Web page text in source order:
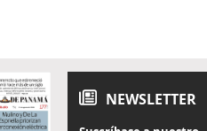
NEWSLETTER